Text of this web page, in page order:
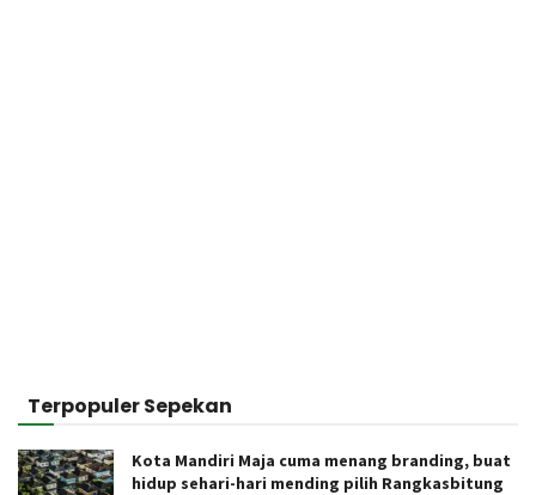
Terpopuler Sepekan
Kota Mandiri Maja cuma menang branding, buat
hidup sehari-hari mending pilih Rangkasbitung